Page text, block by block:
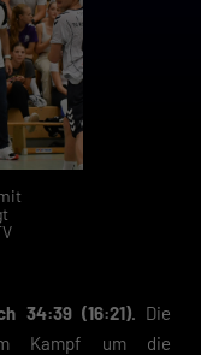
34:39 (16:21). Die
Kampf um die